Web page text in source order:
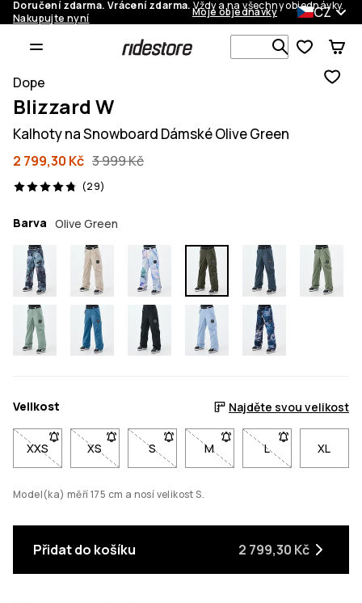
Doručení zdarma. Vrácení zdarma.Vždy a na všechny objednávky.
Nakupujte nyní
Moje objednávky CZ
Vyhledávej
Dope
Blizzard W
Kalhoty na Snowboard Dámské Olive Green
2 799,30 Kč 3 999 Kč
(29)
29 recenze, 4.8/5
Barva Olive Green
Velikost Najděte svou velikost
XXS- Velikost XXS není dostupná. Klikni pro upozornění, až bude
XS- Velikost XS není dostupná. Klikni pro upozornění,
S- Velikost S není dostupná. Klikni pro
M- Velikost M není dostupná.
L- Velikost L není
XL
Model(ka) měří 175 cm a nosí velikost S.
Přidat do košíku 2 799,30 Kč